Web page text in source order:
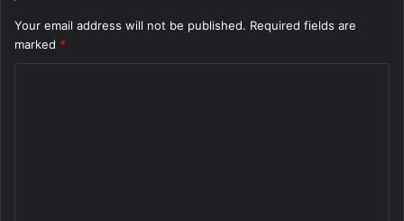
Your email address will not be published. Required fields are
marked *